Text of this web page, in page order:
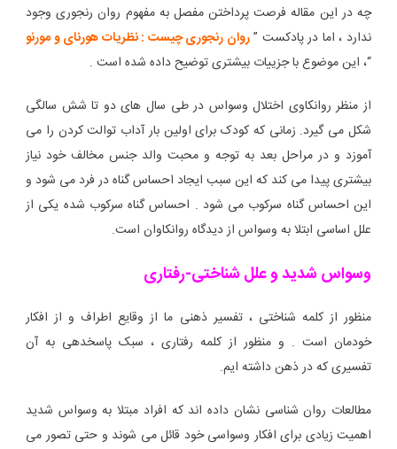
چه در این مقاله فرصت پرداختن مفصل به مفهوم روان رنجوری وجود
ندارد ، اما در پادکست ”روان رنجوری چیست : نظریات هورنای و مورنو
“، این موضوع با جزییات بیشتری توضیح داده شده است .
از منظر روانکاوی اختلال وسواس در طی سال های دو تا شش سالگی
شکل می گیرد. زمانی که کودک برای اولین بار آداب توالت کردن را می
آموزد و در مراحل بعد به توجه و محبت والد جنس مخالف خود نیاز
بیشتری پیدا می کند که این سبب ایجاد احساس گناه در فرد می شود و
این احساس گناه سرکوب می شود . احساس گناه سرکوب شده یکی از
علل اساسی ابتلا به وسواس از دیدگاه روانکاوان است.
وسواس شدید و علل شناختی-رفتاری
منظور از کلمه شناختی ، تفسیر ذهنی ما از وقایع اطراف و از افکار
خودمان است . و منظور از کلمه رفتاری ، سبک پاسخدهی به آن
تفسیری که در ذهن داشته ایم.
مطالعات روان شناسی نشان داده اند که افراد مبتلا به وسواس شدید
اهمیت زیادی برای افکار وسواسی خود قائل می شوند و حتی تصور می